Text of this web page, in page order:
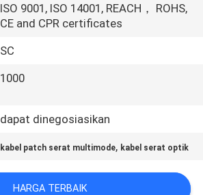
ISO 9001, ISO 14001, REACH， ROHS,
CE and CPR certificates
SC
1000
dapat dinegosiasikan
kabel patch serat multimode, kabel serat optik
HARGA TERBAIK